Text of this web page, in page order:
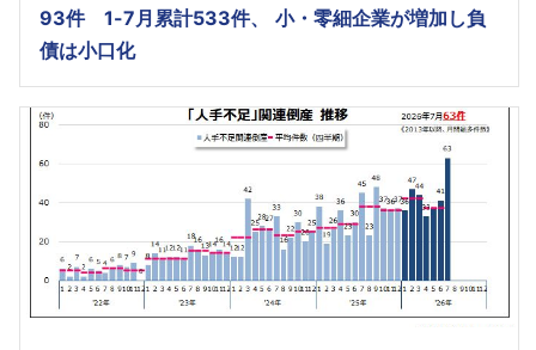
93件 1-7月累計533件、 小・零細企業が増加し負
債は小口化